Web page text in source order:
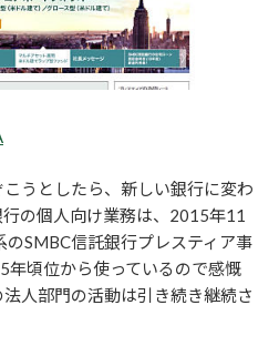
うとしたら、新しい銀行に変わ
の個人向け業務は、2015年11
SMBC信託銀行プレスティア事
年頃位から使っているので感慨
人部門の活動は引き続き継続さ